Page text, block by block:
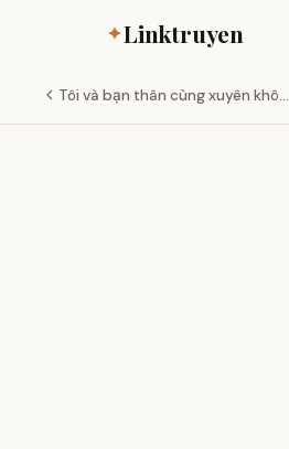
✦Linktruyen
Tôi và bạn thân cùng xuyên khô...